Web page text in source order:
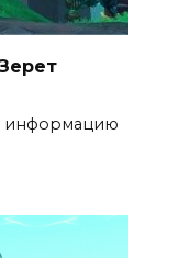
информацию